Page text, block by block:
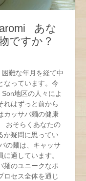
あな
ですか？
難な年月を経て中
なっています。今
地区の人々によ
れはずっと前から
カッサバ麺の健康
おそらくあなたの
か疑問に思ってい
の麺は、キャッサ
適しています。
麺のユニークなポ
ロセス全体を通じ